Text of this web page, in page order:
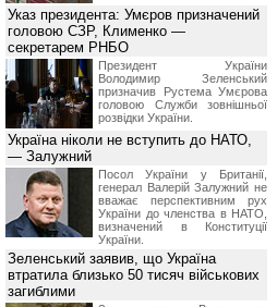
Указ президента: Умєров призначений
головою СЗР, Клименко —
секретарем РНБО
Президент України
Володимир Зеленський
призначив Pустема Умєрова
головою Служби зовнішньої
розвідки України.
Україна ніколи не вступить до НАТО,
— Залужний
Посол України у Британії,
генерал Валерій Залужний не
вважає перспективним рух
України до членства в НАТО,
визначений в Конституції
України.
Зеленський заявив, що Україна
втратила близько 50 тисяч військових
загиблими